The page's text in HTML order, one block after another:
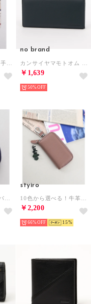
no brand
￥1,639
50%
styiro
￥2,200
66% 15